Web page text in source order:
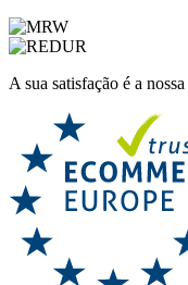
A sua satisfação é a